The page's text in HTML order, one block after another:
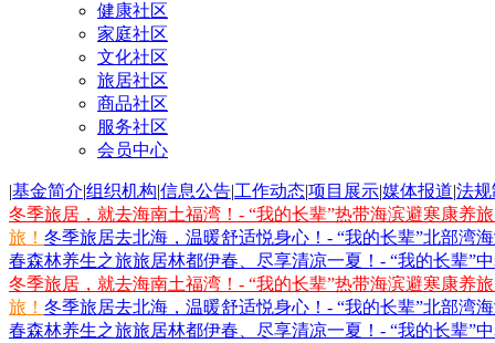
健康社区
家庭社区
文化社区
旅居社区
商品社区
服务社区
会员中心
|基金简介|组织机构|信息公告|工作动态|项目展示|媒体报道|法
冬季旅居，就去海南土福湾！- “我的长辈”热带海滨避寒康养
旅！ 冬季旅居去北海，温暖舒适悦身心！- “我的长辈”北部湾
春森林养生之旅旅居林都伊春、尽享清凉一夏！- “我的长辈”
冬季旅居，就去海南土福湾！- “我的长辈”热带海滨避寒康养
旅！ 冬季旅居去北海，温暖舒适悦身心！- “我的长辈”北部湾
春森林养生之旅旅居林都伊春、尽享清凉一夏！- “我的长辈”